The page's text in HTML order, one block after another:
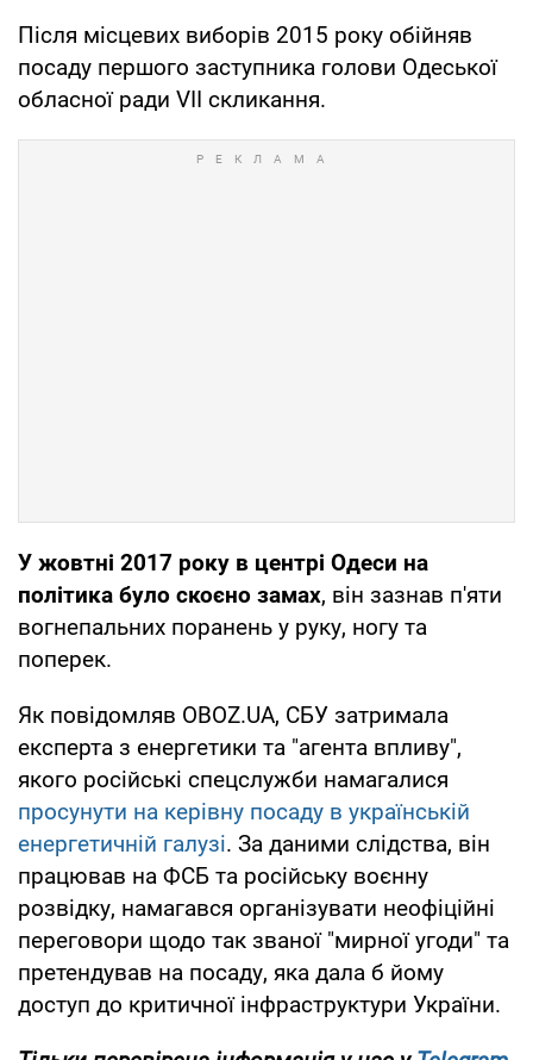
Після місцевих виборів 2015 року обійняв
посаду першого заступника голови Одеської
обласної ради VII скликання.
У жовтні 2017 року в центрі Одеси на
політика було скоєно замах, він зазнав п'яти
вогнепальних поранень у руку, ногу та
поперек.
Як повідомляв OBOZ.UA, СБУ затримала
експерта з енергетики та "агента впливу",
якого російські спецслужби намагалися
просунути на керівну посаду в українській
енергетичній галузі. За даними слідства, він
працював на ФСБ та російську воєнну
розвідку, намагався організувати неофіційні
переговори щодо так званої "мирної угоди" та
претендував на посаду, яка дала б йому
доступ до критичної інфраструктури України.